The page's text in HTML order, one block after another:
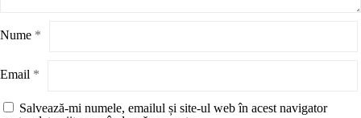
Nume *
Email *
Salvează-mi numele, emailul și site-ul web în acest navigator